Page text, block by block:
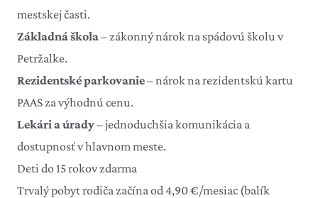
mestskej časti.
Základná škola– zákonný nárok na spádovú školu v
Petržalke.
Rezidentské parkovanie– nárok narezidentskú kartu
PAASza výhodnú cenu.
Lekári a úrady– jednoduchšia komunikácia a
dostupnosť v hlavnom meste.
Deti do 15 rokov zdarma
Trvalý pobyt rodiča začína od 4,90 €/mesiac (balík